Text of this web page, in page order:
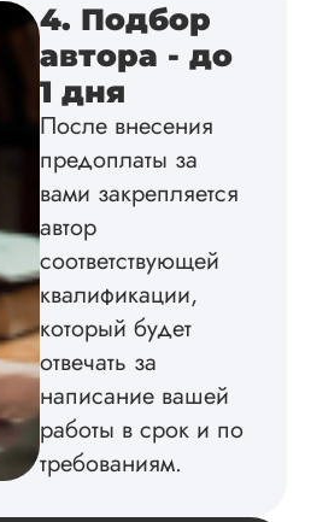
доработки текста,
ничего
Спаси...
Олежа
Вид работы:
Кандидатская
диссертация
Заказывал
кандидатскую по
психологии для
4. Подбор
автора - до
1 дня
После внесения
предоплаты за
вами закрепляется
автор
соответствующей
квалификации,
который будет
отвечать за
написание вашей
работы в срок и по
требованиям.